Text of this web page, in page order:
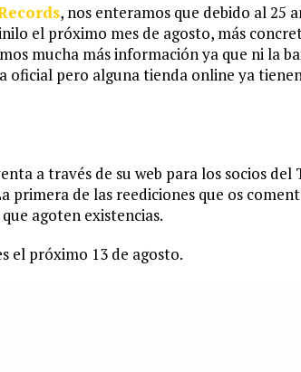
, nos enteramos que debido al 25
el próximo mes de agosto, más
mucha más información ya que ni la
oficial pero alguna tienda online ya
a través de su web para los socios
primera de las reediciones que os
agoten existencias.
el próximo 13 de agosto.